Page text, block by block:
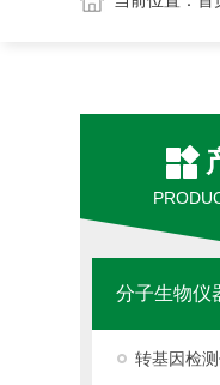
分子生物仪
转基因检